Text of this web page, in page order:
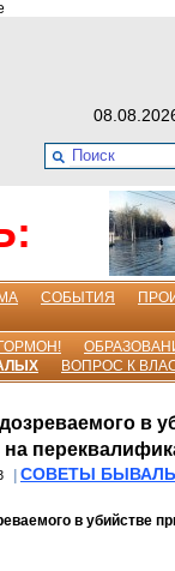
СОБЫТИЯ
ВОПРОС К
в
на
СОВЕТЫ
в убийстве